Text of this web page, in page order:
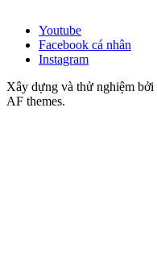
Youtube
Facebook cá nhân
Instagram
Xây dựng và thử nghiệm
AF themes.